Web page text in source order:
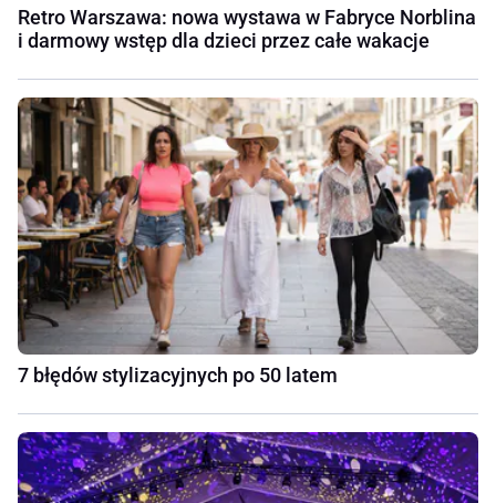
Retro Warszawa: nowa wystawa w Fabryce Norblina
i darmowy wstęp dla dzieci przez całe wakacje
7 błędów stylizacyjnych po 50 latem